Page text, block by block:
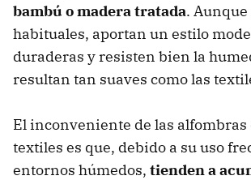
bambú o madera tratada.
habituales, aportan un estilo
duraderas y resisten bien la
resultan tan suaves como las
El inconveniente de las
textiles es que, debido a su uso
entornos húmedos, tienden a